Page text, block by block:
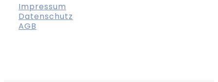
Impressum
Datenschutz
AGB